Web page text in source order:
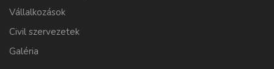
Vállalkozások
Civil szervezetek
Galéria